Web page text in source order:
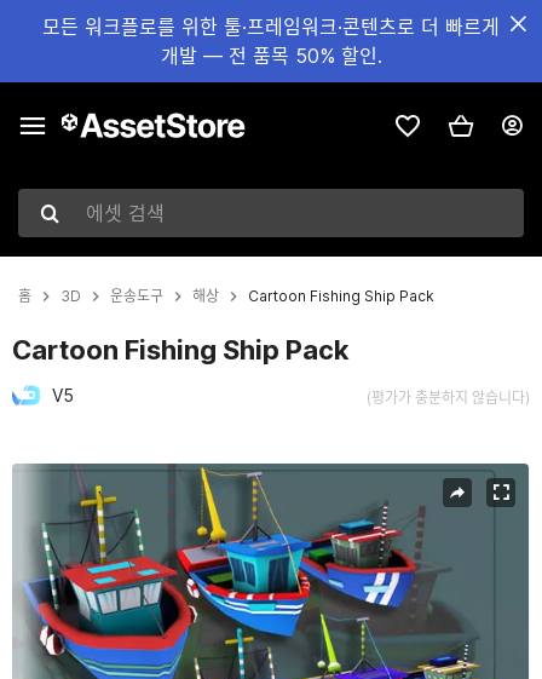
모든 워크플로를 위한 툴·프레임워크·콘텐츠로 더 빠르게
개발 — 전 품목 50% 할인.
에셋 검색
홈 3D 운송도구 해상 Cartoon Fishing Ship Pack
Cartoon Fishing Ship Pack
V5 (평가가 충분하지 않습니다)
현재 슬라이드: 1 / 6